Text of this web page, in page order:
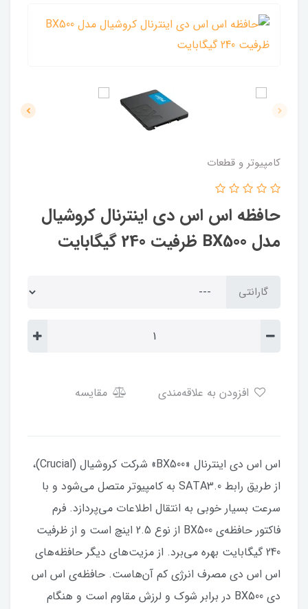
کامپیوتر و قطعات
حافظه اس اس دی اینترنال کروشیال
مدل BX500 ظرفیت 240 گیگابایت
گارانتی
مقایسه
اس اس دی اینترنال «BX500» شرکت کروشیال (Crucial)،
از طریق رابط SATA3.0 به کامپیوتر متصل می‌شود و با
سرعت بسیار خوبی به انتقال اطلاعات می‌پردازد. فرم
فاکتور حافظه‌ی BX500 از نوع 2.5 اینچ است و از ظرفیت
240 گیگابایت بهره می‌برد. از مزیت‌های دیگر حافظه‌های
اس اس دی مصرف انرژی کم آن‌هاست. حافظه‌ی اس اس
دی BX500 در برابر شوک و لرزش مقاوم است و هنگام